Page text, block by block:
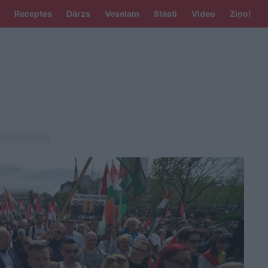
Receptes Dārzs Veselam Stāsti Video Ziņo!